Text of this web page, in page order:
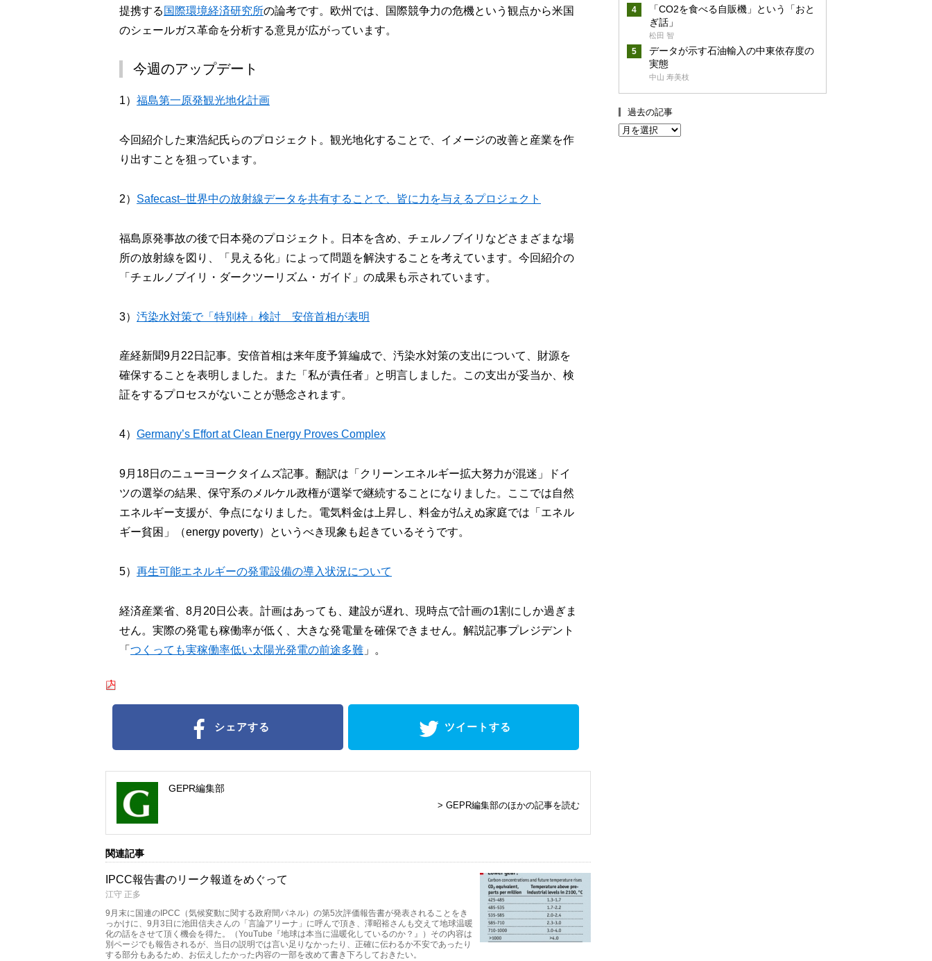
提携する 国際環境経済研究所の論考です。欧州では、国際競争力の危機という観点から米国
のシェールガス革命を分析する意見が広がっています。
今週のアップデート
1） 福島第一原発観光地化計画
今回紹介した東浩紀氏らのプロジェクト。観光地化することで、イメージの改善と産業を作
り出すことを狙っています。
2） Safecast–世界中の放射線データを共有することで、皆に力を与えるプロジェクト
福島原発事故の後で日本発のプロジェクト。日本を含め、チェルノブイリなどさまざまな場
所の放射線を図り、「見える化」によって問題を解決することを考えています。今回紹介の
「チェルノブイリ・ダークツーリズム・ガイド」の成果も示されています。
3） 汚染水対策で「特別枠」検討 安倍首相が表明
産経新聞9月22日記事。安倍首相は来年度予算編成で、汚染水対策の支出について、財源を
確保することを表明しました。また「私が責任者」と明言しました。この支出が妥当か、検
証をするプロセスがないことが懸念されます。
4） Germany’s Effort at Clean Energy Proves Complex
9月18日のニューヨークタイムズ記事。翻訳は「クリーンエネルギー拡大努力が混迷」ドイ
ツの選挙の結果、保守系のメルケル政権が選挙で継続することになりました。ここでは自然
エネルギー支援が、争点になりました。電気料金は上昇し、料金が払えぬ家庭では「エネル
ギー貧困」（energy poverty）というべき現象も起きているそうです。
5） 再生可能エネルギーの発電設備の導入状況について
経済産業省、8月20日公表。計画はあっても、建設が遅れ、現時点で計画の1割にしか過ぎま
せん。実際の発電も稼働率が低く、大きな発電量を確保できません。解説記事プレジデント
「 つくっても実稼働率低い太陽光発電の前途多難 」。
シェアする ツイートする
GEPR編集部
> GEPR編集部のほかの記事を読む
関連記事
IPCC報告書のリーク報道をめぐって
江守 正多
9月末に国連のIPCC（気候変動に関する政府間パネル）の第5次評価報告書が発表されることをき
っかけに、9月3日に池田信夫さんの「言論アリーナ」に呼んで頂き、澤昭裕さんも交えて地球温暖
化の話をさせて頂く機会を得た。（YouTube『地球は本当に温暖化しているのか？』）その内容は
別ページでも報告されるが、当日の説明では言い足りなかったり、正確に伝わるか不安であったり
する部分もあるため、お伝えしたかった内容の一部を改めて書き下ろしておきたい。
「CO2を食べる自販機」という「おと
ぎ話」
松田 智
データが示す石油輸入の中東依存度の
実態
中山 寿美枝
過去の記事